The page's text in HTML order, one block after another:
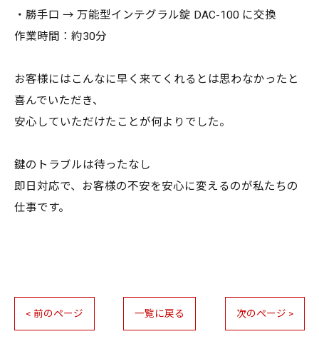
・勝手口 → 万能型インテグラル錠 DAC-100 に交換
作業時間：約30分
お客様にはこんなに早く来てくれるとは思わなかったと
喜んでいただき、
安心していただけたことが何よりでした。
鍵のトラブルは待ったなし
即日対応で、お客様の不安を安心に変えるのが私たちの
仕事です。
< 前のページ 一覧に戻る 次のページ >